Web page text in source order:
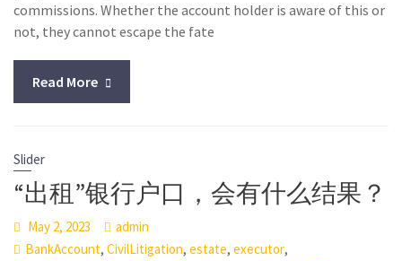
commissions. Whether the account holder is aware of this or
not, they cannot escape the fate
Read More
Slider
“出租”银行户口，会有什么结果？
May 2, 2023
admin
BankAccount,CivilLitigation,estate,executor,